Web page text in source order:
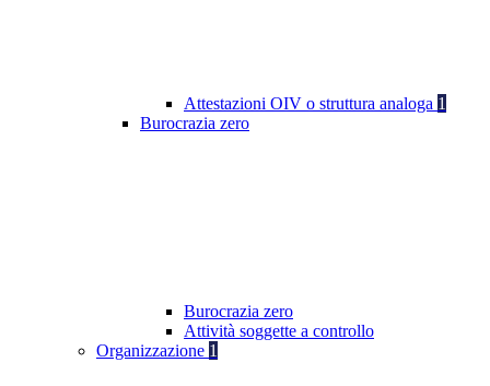
Attestazioni OIV o struttura analoga 1
Burocrazia zero
Burocrazia zero
Attività soggette a controllo
Organizzazione 1